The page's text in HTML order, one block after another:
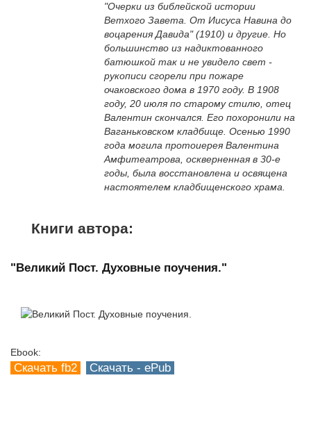
"Очерки из библейской истории
Ветхого Завета. От Иисуса Навина до
воцарения Давида" (1910) и другие. Но
большинство из надиктованного
батюшкой так и не увидело свет -
рукописи сгорели при пожаре
очаковского дома в 1970 году. В 1908
году, 20 июля по старому стилю, отец
Валентин скончался. Его похоронили на
Ваганьковском кладбище. Осенью 1990
года могила протоиерея Валентина
Амфитеатрова, оскверненная в 30-е
годы, была восстановлена и освящена
настоятелем кладбищенского храма.
Книги автора:
"Великий Пост. Духовные поучения."
Ebook:
Скачать fb2 Скачать - ePub